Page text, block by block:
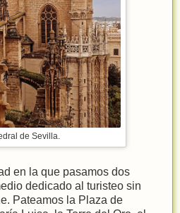
de Sevilla.
en la que pasamos dos
dedicado al turisteo sin
Pateamos la Plaza de